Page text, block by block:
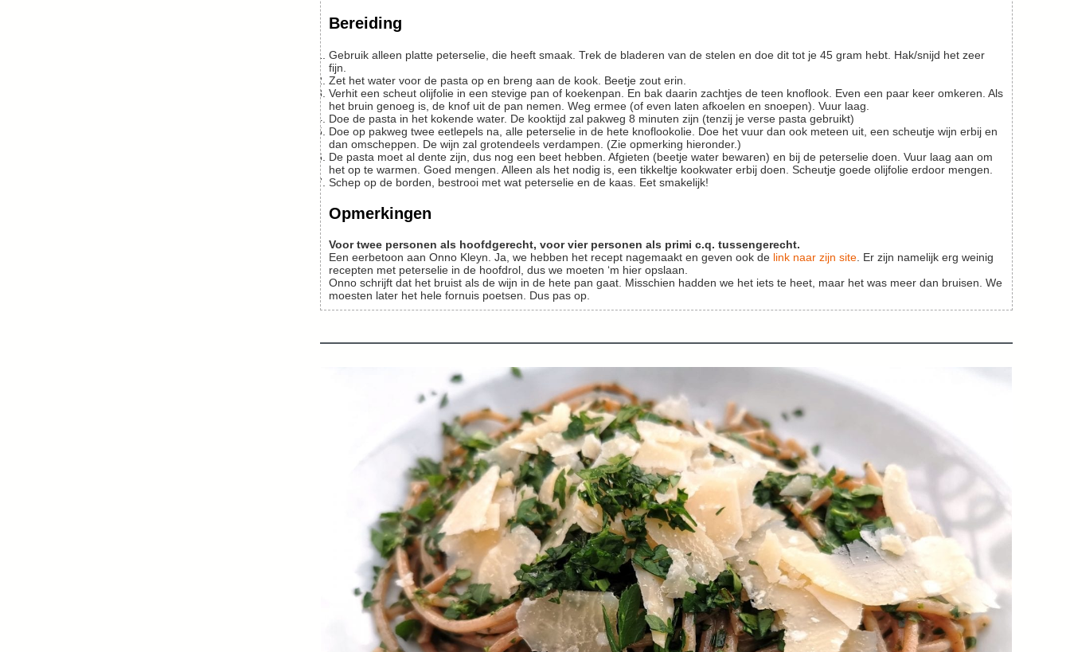
Bereiding
Gebruik alleen platte peterselie, die heeft smaak. Trek de bladeren van de stelen en doe dit tot je 45 gram hebt. Hak/snijd het zeer
fijn.
Zet het water voor de pasta op en breng aan de kook. Beetje zout erin.
Verhit een scheut olijfolie in een stevige pan of koekenpan. En bak daarin zachtjes de teen knoflook. Even een paar keer omkeren. Als
het bruin genoeg is, de knof uit de pan nemen. Weg ermee (of even laten afkoelen en snoepen). Vuur laag.
Doe de pasta in het kokende water. De kooktijd zal pakweg 8 minuten zijn (tenzij je verse pasta gebruikt)
Doe op pakweg twee eetlepels na, alle peterselie in de hete knoflookolie. Doe het vuur dan ook meteen uit, een scheutje wijn erbij en
dan omscheppen. De wijn zal grotendeels verdampen. (Zie opmerking hieronder.)
De pasta moet al dente zijn, dus nog een beet hebben. Afgieten (beetje water bewaren) en bij de peterselie doen. Vuur laag aan om
het op te warmen. Goed mengen. Alleen als het nodig is, een tikkeltje kookwater erbij doen. Scheutje goede olijfolie erdoor mengen.
Schep op de borden, bestrooi met wat peterselie en de kaas. Eet smakelijk!
Opmerkingen
Voor twee personen als hoofdgerecht, voor vier personen als primi c.q. tussengerecht.
Een eerbetoon aan Onno Kleyn. Ja, we hebben het recept nagemaakt en geven ook de link naar zijn site . Er zijn namelijk erg weinig
recepten met peterselie in de hoofdrol, dus we moeten ‘m hier opslaan.
Onno schrijft dat het bruist als de wijn in de hete pan gaat. Misschien hadden we het iets te heet, maar het was meer dan bruisen. We
moesten later het hele fornuis poetsen. Dus pas op.